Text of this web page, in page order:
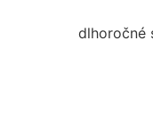
dlhoročné